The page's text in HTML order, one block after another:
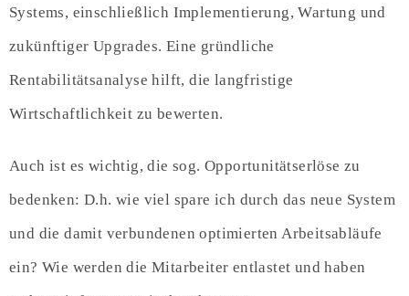
Systems, einschließlich Implementierung, Wartung und
zukünftiger Upgrades. Eine gründliche
Rentabilitätsanalyse hilft, die langfristige
Wirtschaftlichkeit zu bewerten.
Auch ist es wichtig, die sog. Opportunitätserlöse zu
bedenken: D.h. wie viel spare ich durch das neue System
und die damit verbundenen optimierten Arbeitsabläufe
ein? Wie werden die Mitarbeiter entlastet und haben